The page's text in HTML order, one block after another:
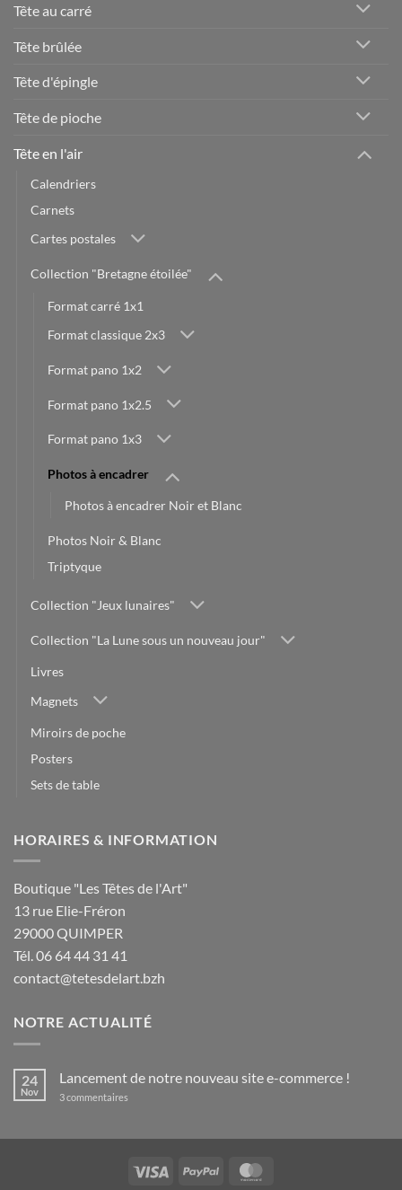
Tête au carré
Tête brûlée
Tête d'épingle
Tête de pioche
Tête en l'air
Calendriers
Carnets
Cartes postales
Collection "Bretagne étoilée"
Format carré 1x1
Format classique 2x3
Format pano 1x2
Format pano 1x2.5
Format pano 1x3
Photos à encadrer
Photos à encadrer Noir et Blanc
Photos Noir & Blanc
Triptyque
Collection "Jeux lunaires"
Collection "La Lune sous un nouveau jour"
Livres
Magnets
Miroirs de poche
Posters
Sets de table
HORAIRES & INFORMATION
Boutique "Les Têtes de l'Art"
13 rue Elie-Fréron
29000 QUIMPER
Tél. 06 64 44 31 41
contact@tetesdelart.bzh
NOTRE ACTUALITÉ
24
Nov
Lancement de notre nouveau site e-commerce !
3 commentaires
nouveau
e-
commerce
Visa PayPal